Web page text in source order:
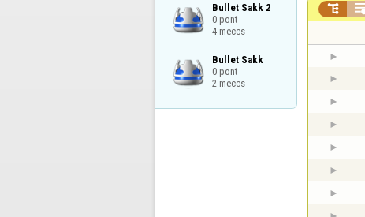
Bullet Sakk 2
0 pont
4 meccs
Bullet Sakk
0 pont
2 meccs
